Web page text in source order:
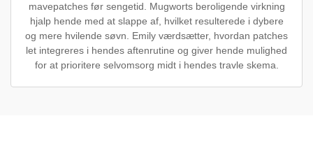
mavepatches før sengetid. Mugworts beroligende virkning
hjalp hende med at slappe af, hvilket resulterede i dybere
og mere hvilende søvn. Emily værdsætter, hvordan patches
let integreres i hendes aftenrutine og giver hende mulighed
for at prioritere selvomsorg midt i hendes travle skema.